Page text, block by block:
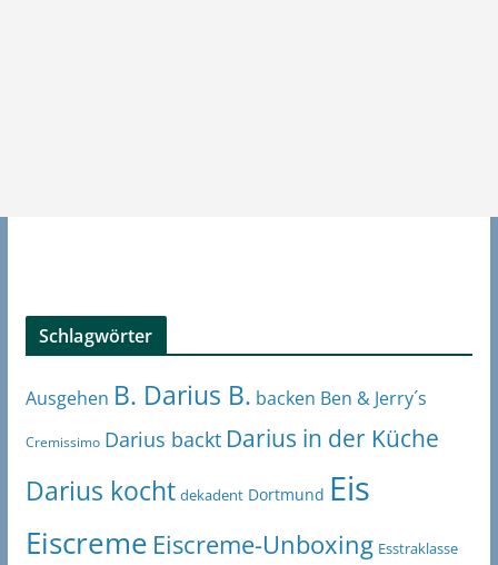
Schlagwörter
Ausgehen B. Darius B. backen Ben & Jerry´s
Cremissimo Darius backt Darius in der Küche
Darius kocht dekadent Dortmund Eis
Eiscreme Eiscreme-Unboxing Esstraklasse